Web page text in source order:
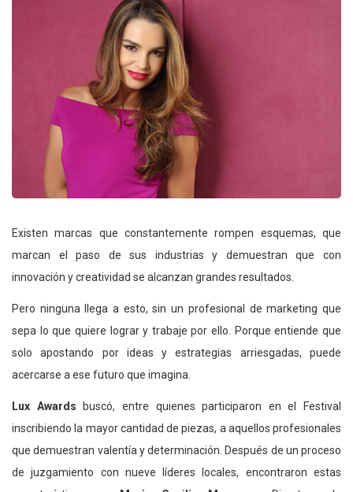
Existen marcas que constantemente rompen esquemas, que
marcan el paso de sus industrias y demuestran que con
innovación y creatividad se alcanzan grandes resultados.
Pero ninguna llega a esto, sin un profesional de marketing que
sepa lo que quiere lograr y trabaje por ello. Porque entiende que
solo apostando por ideas y estrategias arriesgadas, puede
acercarse a ese futuro que imagina.
Lux Awards buscó, entre quienes participaron en el Festival
inscribiendo la mayor cantidad de piezas, a aquellos profesionales
que demuestran valentía y determinación. Después de un proceso
de juzgamiento con nueve líderes locales, encontraron estas